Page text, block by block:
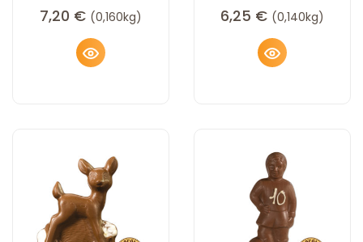
7,20 € (0,160kg) 6,25 € (0,140kg)